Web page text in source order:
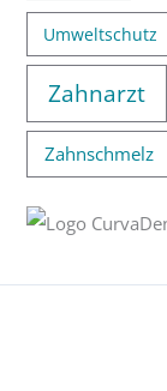
Umweltschutz
Zahnarzt
Zahnschmelz